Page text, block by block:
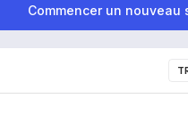
Commencer un nouveau